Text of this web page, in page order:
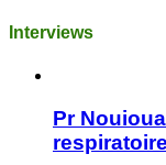
Interviews
Pr